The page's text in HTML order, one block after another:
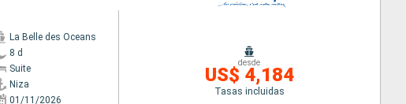
La Belle des Oceans
8 d
Suite
Niza
01/11/2026
desde
US$ 4,184
Tasas incluidas